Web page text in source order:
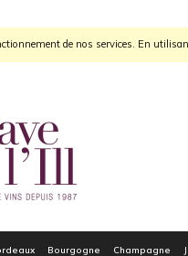
de nos services. En
Bourgogne Champagne